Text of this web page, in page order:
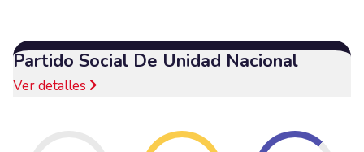
Partido Social De Unidad Nacional
Ver detalles